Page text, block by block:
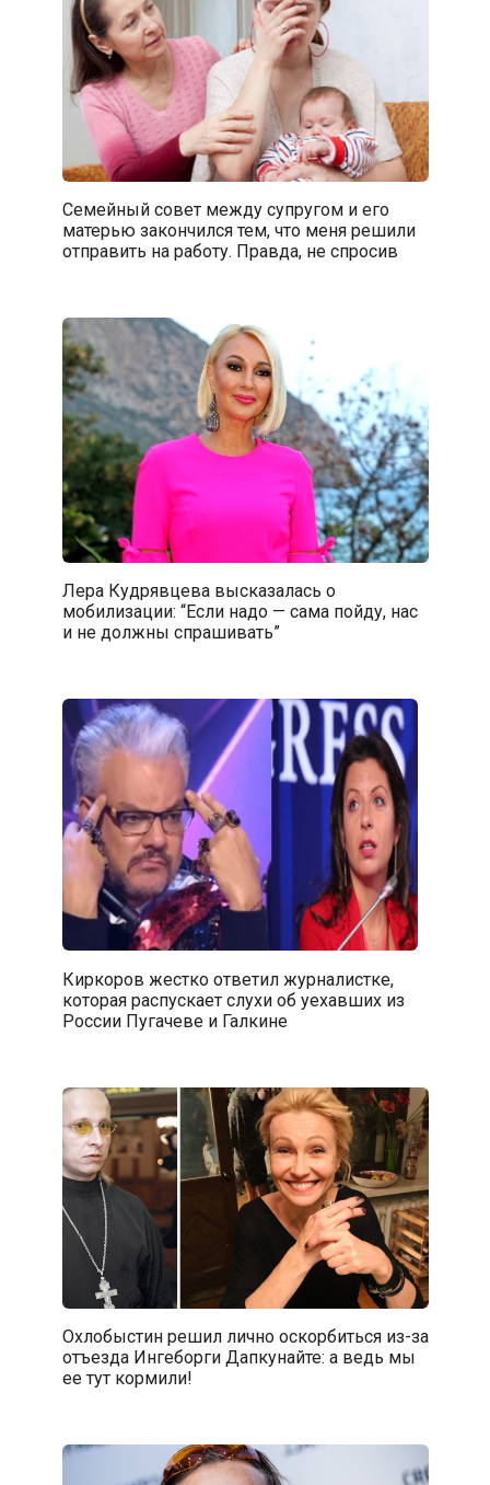
Семейный совет между супругом и его
матерью закончился тем, что меня решили
отправить на работу. Правда, не спросив
Лера Кудрявцева высказалась о
мобилизации: “Если надо — сама пойду, нас
и не должны спрашивать”
Киркоров жестко ответил журналистке,
которая распускает слухи об уехавших из
России Пугачеве и Галкине
Охлобыстин решил лично оскорбиться из-за
отъезда Ингеборги Дапкунайте: а ведь мы
ее тут кормили!